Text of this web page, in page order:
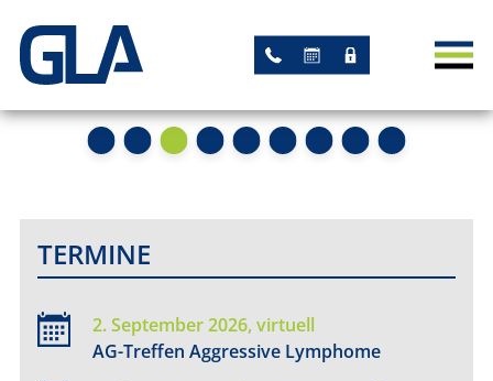
AKTUELLES
TERMINE
STUDIEN
AKADEMISCHE STUDIEN
STUDIEN MIT GLA-
LEITUNG
TERMINE
2. September 2026, virtuell
AG-Treffen Aggressive Lymphome